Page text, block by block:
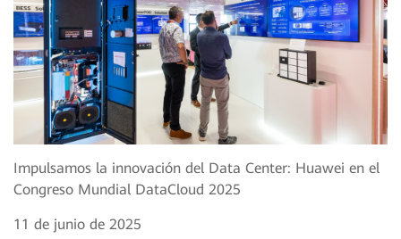
Impulsamos la innovación del Data Center: Huawei en el
Congreso Mundial DataCloud 2025
11 de junio de 2025